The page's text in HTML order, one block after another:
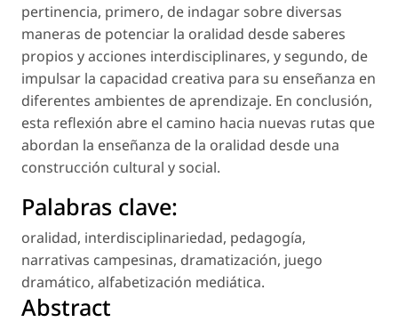
pertinencia, primero, de indagar sobre diversas
maneras de potenciar la oralidad desde saberes
propios y acciones interdisciplinares, y segundo, de
impulsar la capacidad creativa para su enseñanza en
diferentes ambientes de aprendizaje. En conclusión,
esta reflexión abre el camino hacia nuevas rutas que
abordan la enseñanza de la oralidad desde una
construcción cultural y social.
Palabras clave:
oralidad, interdisciplinariedad, pedagogía,
narrativas campesinas, dramatización, juego
dramático, alfabetización mediática.
Abstract